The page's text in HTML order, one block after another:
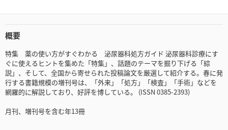
概要
特集 薬の使い方がすぐわかる 泌尿器科処方ガイド 泌尿器科診療にす
ぐに使えるヒントを集めた「特集」、話題のテーマを掘り下げる「綜
説」、そして、全国から寄せられた投稿論文を厳選して紹介する。春に発
行する書籍規模の増刊号は、「外来」「処方」「検査」「手術」などを
網羅的に解説しており、好評を博している。 (ISSN 0385-2393)
月刊、増刊号を含む年13冊